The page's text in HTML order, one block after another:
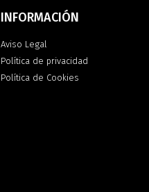
INFORMACIÓN
Aviso Legal
Política de privacidad
Política de Cookies